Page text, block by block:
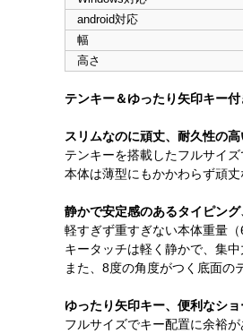
android対応
幅
高さ
テンキー＆ゆったり矢印キー
スリムなのに頑丈、耐久性の
テンキーを搭載したフルサイ
本体は薄型にもかかわらず頑
静かで安定感のあるタイピン
軽すぎず重すぎない本体重量
キータッチは軽く静かで、集
また、8度の角度がつく底面の
ゆったり矢印キー、便利なシ
フルサイズでキー配置に余裕